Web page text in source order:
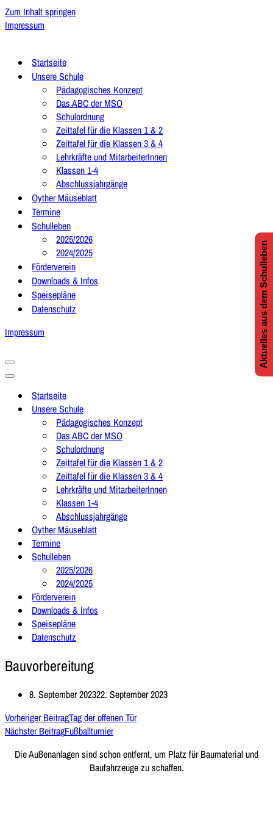
Zum Inhalt springen
Impressum
Startseite
Unsere Schule
Pädagogisches Konzept
Das ABC der MSO
Schulordnung
Zeittafel für die Klassen 1 & 2
Zeittafel für die Klassen 3 & 4
Lehrkräfte und MitarbeiterInnen
Klassen 1-4
Abschlussjahrgänge
Oyther Mäuseblatt
Termine
Schulleben
2025/2026
2024/2025
Förderverein
Downloads & Infos
Speisepläne
Datenschutz
Impressum
Navigationsmenü
Navigationsmenü
Startseite
Unsere Schule
Pädagogisches Konzept
Das ABC der MSO
Schulordnung
Zeittafel für die Klassen 1 & 2
Zeittafel für die Klassen 3 & 4
Lehrkräfte und MitarbeiterInnen
Klassen 1-4
Abschlussjahrgänge
Oyther Mäuseblatt
Termine
Schulleben
2025/2026
2024/2025
Förderverein
Downloads & Infos
Speisepläne
Datenschutz
Bauvorbereitung
8. September 202322. September 2023
Vorheriger BeitragTag der offenen Tür
Nächster BeitragFußballturnier
Die Außenanlagen sind schon entfernt, um Platz für Baumaterial und
Baufahrzeuge zu schaffen.
Aktuelles aus dem Schulleben